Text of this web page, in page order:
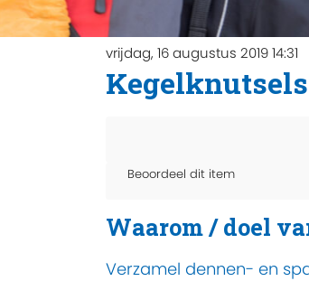
vrijdag, 16 augustus 2019 14:31
Kegelknutsels
Beoordeel dit item
Waarom / doel
Verzamel dennen- en